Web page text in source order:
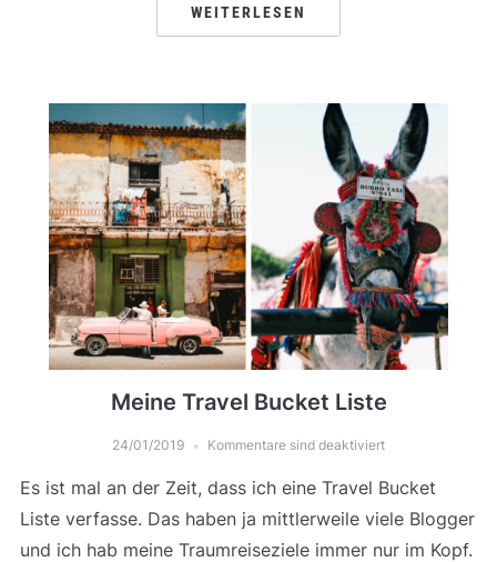
WEITERLESEN
Meine Travel Bucket Liste
24/01/2019 Kommentare sind deaktiviert
Es ist mal an der Zeit, dass ich eine Travel Bucket
Liste verfasse. Das haben ja mittlerweile viele Blogger
und ich hab meine Traumreiseziele immer nur im Kopf.